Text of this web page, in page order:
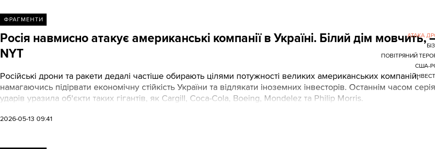
ФРАГМЕНТИ
Росія навмисно атакує американські компанії в Україні. Білий дім мовчить,
NYT
Російські дрони та ракети дедалі частіше обирають цілями потужності великих американських компаній,
намагаючись підірвати економічну стійкість України та відлякати іноземних інвесторів. Останнім часом серія
ударів уразила об'єкти таких гігантів, як Cargill, Coca-Cola, Boeing, Mondelez та Philip Morris.
2026-05-13 09:41
АТАКА
ПОВІТРЯНИЙ
США-